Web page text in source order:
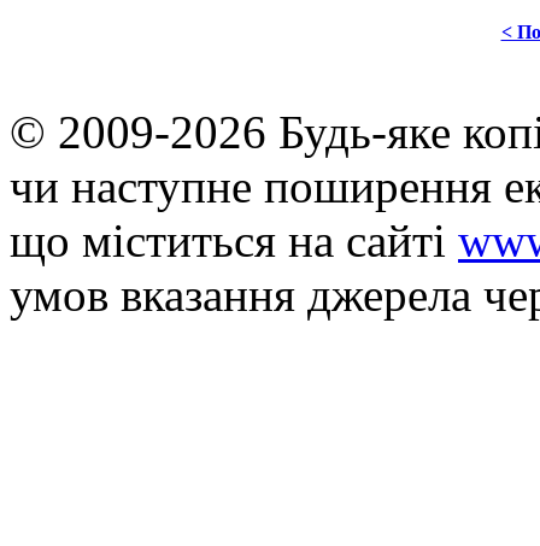
<
© 2009-2026 Будь-яке
чи наступне поширення
що мiститься на сайті
умов вказання джерела